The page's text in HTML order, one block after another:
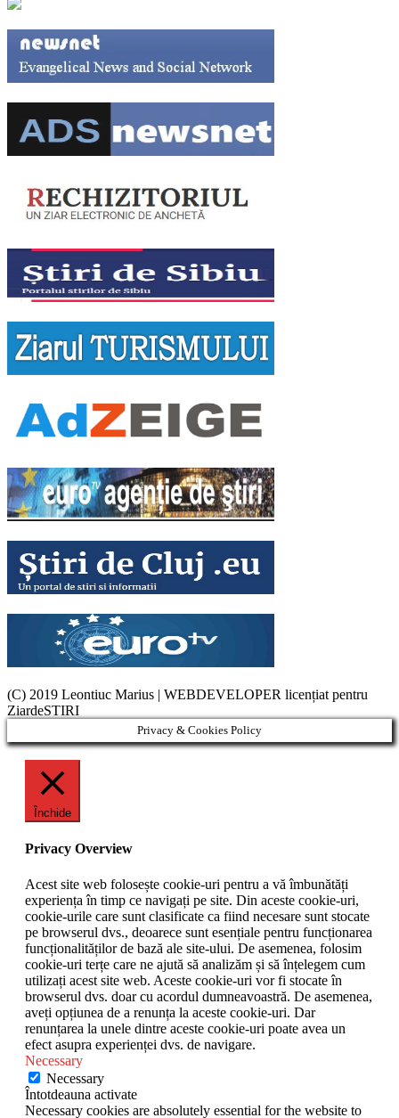
(C) 2019 Leontiuc Marius | WEBDEVELOPER licențiat pentru
ZiardeSTIRI
Privacy & Cookies Policy
Închide
Privacy Overview
Acest site web folosește cookie-uri pentru a vă îmbunătăți
experiența în timp ce navigați pe site. Din aceste cookie-uri,
cookie-urile care sunt clasificate ca fiind necesare sunt stocate
pe browserul dvs., deoarece sunt esențiale pentru funcționarea
funcționalităților de bază ale site-ului. De asemenea, folosim
cookie-uri terțe care ne ajută să analizăm și să înțelegem cum
utilizați acest site web. Aceste cookie-uri vor fi stocate în
browserul dvs. doar cu acordul dumneavoastră. De asemenea,
aveți opțiunea de a renunța la aceste cookie-uri. Dar
renunțarea la unele dintre aceste cookie-uri poate avea un
efect asupra experienței dvs. de navigare.
Necessary
Necessary
Întotdeauna activate
Necessary cookies are absolutely essential for the website to